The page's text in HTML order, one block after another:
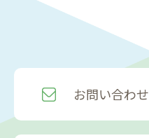
お問い合わせ